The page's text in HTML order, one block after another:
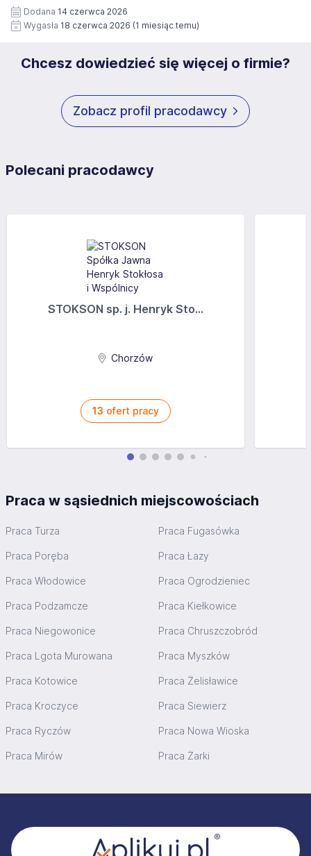
12 miesięcy. Zgoda jest dobrowolna i może być w każdym
czasie wycofana.
Dodana 14 czerwca 2026
Wygasła 18 czerwca 2026 (1 miesiąc temu)
Chcesz dowiedzieć się więcej o firmie?
Zobacz profil pracodawcy
Polecani pracodawcy
STOKSON sp. j. Henryk Sto...
Chorzów
13 ofert pracy
Praca w sąsiednich miejscowościach
Praca Turza Praca Fugasówka
Praca Poręba Praca Łazy
Praca Włodowice Praca Ogrodzieniec
Praca Podzamcze Praca Kiełkowice
Praca Niegowonice Praca Chruszczobród
Praca Lgota Murowana Praca Myszków
Praca Kotowice Praca Żelisławice
Praca Kroczyce Praca Siewierz
Praca Ryczów Praca Nowa Wioska
Praca Mirów Praca Żarki